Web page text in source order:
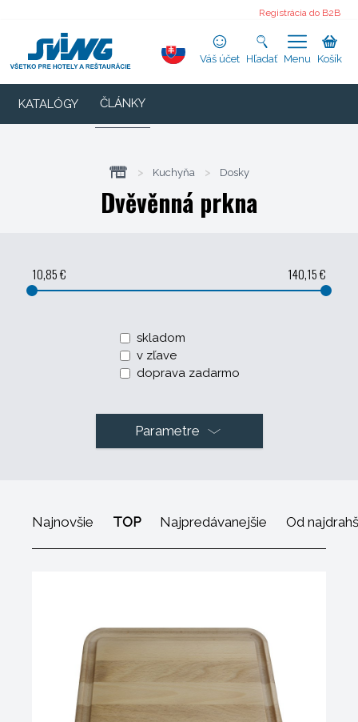
Registrácia do B2B
Váš účet Hľadať Menu Košík
KATALÓGY ČLÁNKY
> Kuchyňa > Dosky
Dvěvěnná prkna
10,85 € 140,15 €
skladom
v zľave
doprava zadarmo
Parametre
Najnovšie TOP Najpredávanejšie Od